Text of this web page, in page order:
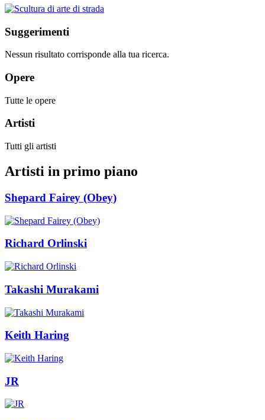
Suggerimenti
Nessun risultato corrisponde alla tua ricerca.
Opere
Tutte le opere
Artisti
Tutti gli artisti
Artisti in primo piano
Shepard Fairey (Obey)
Richard Orlinski
Takashi Murakami
Keith Haring
JR